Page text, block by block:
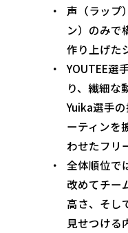
声（ラップ
ン）のみで
作り上げた
YOUTEE選
り、繊細な
Yuika選手
ーティンを
わせたフリ
全体順位で
改めてチー
高さ、そし
見せつける